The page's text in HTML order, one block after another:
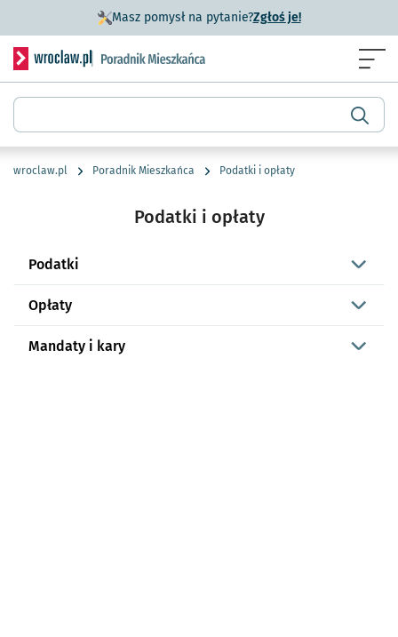
Masz pomysł na pytanie?Zgłoś je!- otworzy się w
Serwis informacyjny wroclaw.pl podserwis: Poradnik
Wyszukiwarka
wroclaw.pl Poradnik Mieszkańca Podatki i opłaty
Podatki i opłaty
Podatki
Opłaty
Mandaty i kary